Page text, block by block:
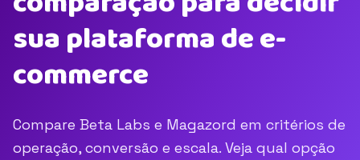
sua plataforma de e-
commerce
Compare Beta Labs e Magazord em critérios de
operação, conversão e escala. Veja qual opção